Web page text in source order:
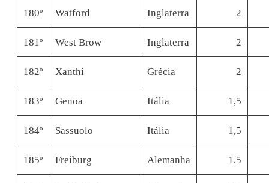
180º Watford Inglaterra 2
181º West Brow Inglaterra 2
182º Xanthi Grécia 2
183º Genoa Itália 1,5
184º Sassuolo Itália 1,5
185º Freiburg Alemanha 1,5